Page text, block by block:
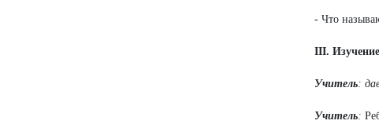
- Что
III.
Учитель:
Учитель: